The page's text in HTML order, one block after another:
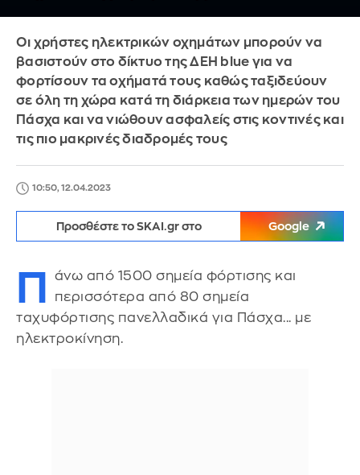
Οι χρήστες ηλεκτρικών οχημάτων μπορούν να
βασιστούν στο δίκτυο της ΔΕΗ blue για να
φορτίσουν τα οχήματά τους καθώς ταξιδεύουν
σε όλη τη χώρα κατά τη διάρκεια των ημερών του
Πάσχα και να νιώθουν ασφαλείς στις κοντινές και
τις πιο μακρινές διαδρομές τους
10:50, 12.04.2023
Προσθέστε το SKAI.gr στο Google
Π
άνω από 1500 σημεία φόρτισης και
περισσότερα από 80 σημεία
ταχυφόρτισης πανελλαδικά για Πάσχα... με
ηλεκτροκίνηση.